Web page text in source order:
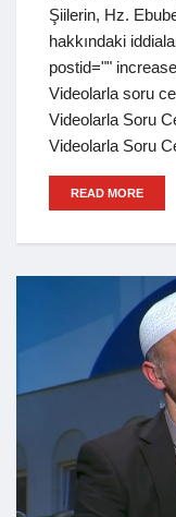
Şiilerin, Hz.
hakkındaki
postid=""
Videolarla soru
Videolarla Soru
Videolarla Soru
READ MORE